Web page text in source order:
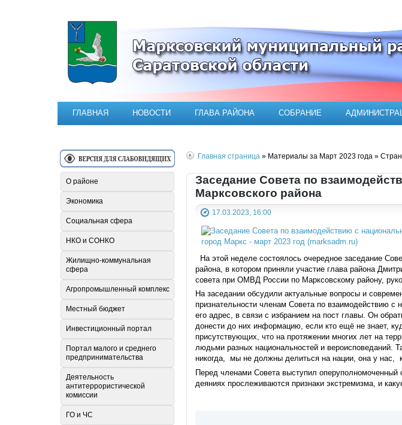
Официальный сайт Марксовского
ГЛАВНАЯ НОВОСТИ ГЛАВА РАЙОНА СОБРАНИЕ
Главная страница » Материалы за Март 2023 года »
Заседание Совета по
Марксовского района
17.03.2023, 16:00
На этой неделе состоялось очередное заседание
района, в котором приняли участие глава района
совета при ОМВД России по Марксовскому району,
На заседании обсудили актуальные вопросы и
признательности членам Совета по взаимодействию
его адрес, в связи с избранием на пост главы. Он
донести до них информацию, если кто ещё не знает,
присутствующих, что на протяжении многих лет на
людьми разных национальностей и вероисповеданий.
никогда, мы не должны делиться на нации, она у нас,
Перед членами Совета выступил
деяниях прослеживаются признаки экстремизма, и
О районе
Экономика
Социальная сфера
НКО и СОНКО
Жилищно-коммунальная
сфера
Агропромышленный комплекс
Местный бюджет
Инвестиционный портал
Портал малого и среднего
предпринимательства
Деятельность
антитеррористической
комиссии
ГО и ЧС